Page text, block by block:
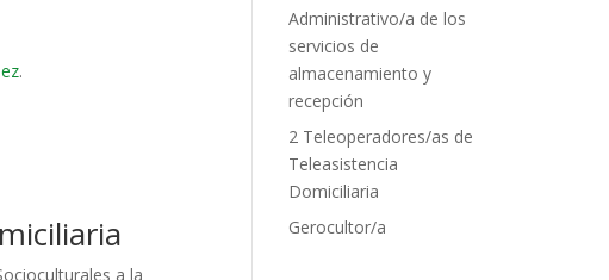
.
a la
Administrativo/a de los
servicios de
almacenamiento y
recepción
2 Teleoperadores/as de
Teleasistencia
Domiciliaria
Gerocultor/a